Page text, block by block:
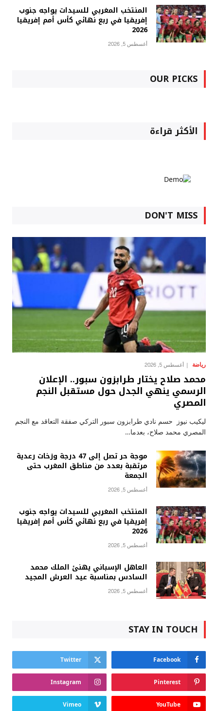
المنتخب المغربي للسيدات يواجه جنوب
إفريقيا في ربع نهائي كأس أمم إفريقيا
2026
أغسطس 5, 2026
OUR PICKS
الأكثر قراءة
DON'T MISS
رياضة أغسطس 5, 2026
محمد صلاح يختار طرابزون سبور.. الإعلان
الرسمي ينهي الجدل حول مستقبل النجم
المصري
ليكيب نيوز حسم نادي طرابزون سبور التركي صفقة التعاقد مع النجم
المصري محمد صلاح، بعدما…
موجة حر تصل إلى 47 درجة وزخات رعدية
مرتقبة بعدد من مناطق المغرب حتى
الجمعة
أغسطس 5, 2026
المنتخب المغربي للسيدات يواجه جنوب
إفريقيا في ربع نهائي كأس أمم إفريقيا
2026
أغسطس 5, 2026
العاهل الإسباني يهنئ الملك محمد
السادس بمناسبة عيد العرش المجيد
أغسطس 5, 2026
STAY IN TOUCH
Facebook
Twitter
Pinterest
Instagram
YouTube
Vimeo